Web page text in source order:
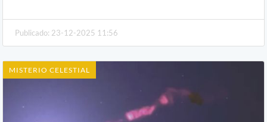
Publicado: 23-12-2025 11:56
MISTERIO CELESTIAL